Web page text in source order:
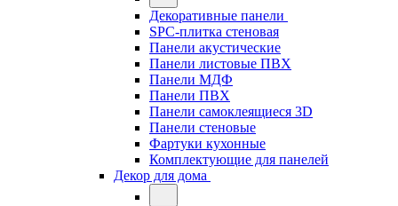
Декоративные панели
SPC-плитка стеновая
Панели акустические
Панели листовые ПВХ
Панели МДФ
Панели ПВХ
Панели самоклеящиеся 3D
Панели стеновые
Фартуки кухонные
Комплектующие для панелей
Декор для дома